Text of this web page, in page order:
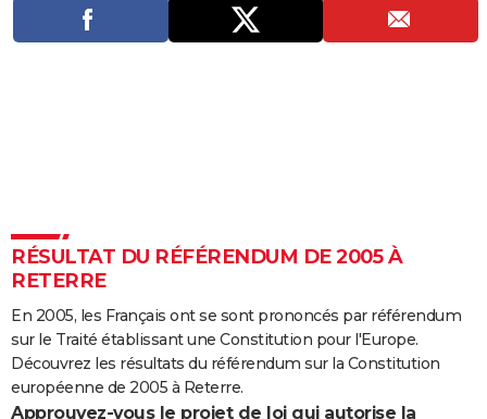
Destinations
Voyage nature
Voyage de noces
Dictionnaire
Biographies
Citations
Expressions
Proverbes
PROGRAMME TV
COPAINS D'AVANT
S'inscrire
Se connecter
Lycées
Collèges
Primaires
Universités
Entreprises
Service militaire
Avis de recherche
AVIS DE DÉCÈS
FORUM
RÉSULTAT DU RÉFÉRENDUM DE 2005 À
RETERRE
En 2005, les Français ont se sont prononcés par référendum
sur le Traité établissant une Constitution pour l'Europe.
Découvrez les résultats du référendum sur la Constitution
européenne de 2005 à Reterre.
Approuvez-vous le projet de loi qui autorise la